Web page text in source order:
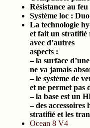
Résistance au
Système loc :
La technologie
et fait un stratifié
avec d’autres
aspects :
– la surface
ne va jamais
– le système de
et ne permet pas
– la base est un
– des
stratifié et les
Ocean 8 V4